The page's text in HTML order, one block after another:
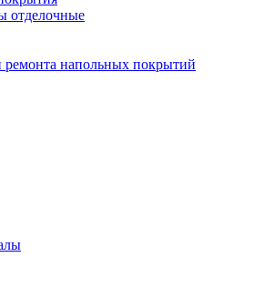
отделочные
ремонта напольных покрытий